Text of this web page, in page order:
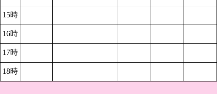
15時
16時
17時
18時